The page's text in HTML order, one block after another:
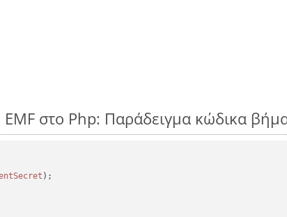
EMF στο Php: Παράδειγμα κώδικα